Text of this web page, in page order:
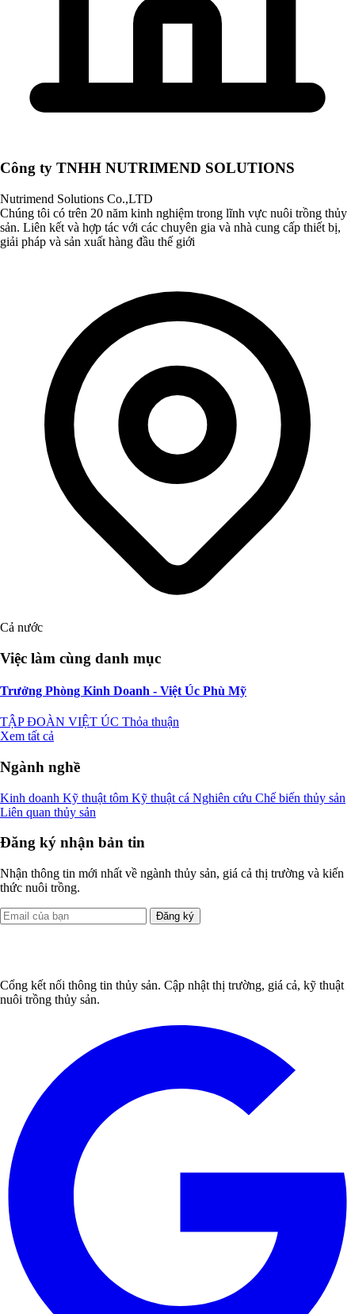
Công ty TNHH NUTRIMEND SOLUTIONS
Nutrimend Solutions Co.,LTD
Chúng tôi có trên 20 năm kinh nghiệm trong lĩnh vực nuôi trồng thủy
sản. Liên kết và hợp tác với các chuyên gia và nhà cung cấp thiết bị,
giải pháp và sản xuất hàng đầu thế giới
Cả nước
Việc làm cùng danh mục
Trưởng Phòng Kinh Doanh - Việt Úc Phù Mỹ
TẬP ĐOÀN VIỆT ÚC Thỏa thuận
Xem tất cả
Ngành nghề
Kinh doanh Kỹ thuật tôm Kỹ thuật cá Nghiên cứu Chế biến thủy sản
Liên quan thủy sản
Đăng ký nhận bản tin
Nhận thông tin mới nhất về ngành thủy sản, giá cả thị trường và kiến
thức nuôi trồng.
Đăng ký
Cổng kết nối thông tin thủy sản. Cập nhật thị trường, giá cả, kỹ thuật
nuôi trồng thủy sản.